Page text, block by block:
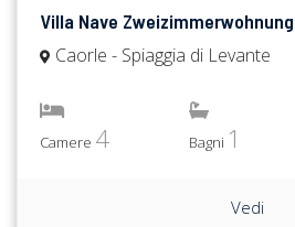
Villa Nave Zweizimmerwohnung
Caorle - Spiaggia di Levante
Camere 4 Bagni 1
Vedi